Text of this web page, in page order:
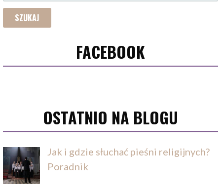
FACEBOOK
OSTATNIO NA BLOGU
Jak i gdzie słuchać pieśni religijnych?
Poradnik